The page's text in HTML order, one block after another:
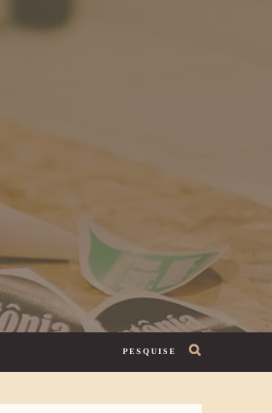
PESQUISE